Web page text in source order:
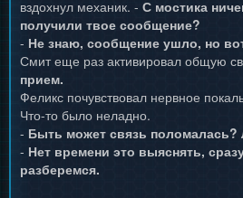
вздохнул механик. - С мостика
получили твое сообщение?
- Не знаю, сообщение ушло, но
Смит еще раз активировал общую
прием.
Феликс почувствовал нервное
Что-то было неладно.
- Быть может связь поломалась?
- Нет времени это выяснять,
разберемся.